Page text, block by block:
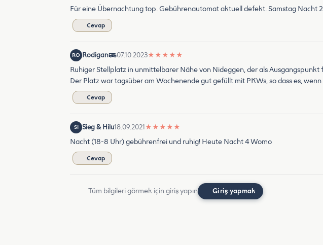
Für eine Übernachtung top. Gebührenautomat aktuell defekt. Samstag Nacht
Cevap
RO Rodigan 07.10.2023★ ★ ★ ★ ★
Ruhiger Stellplatz in unmittelbarer Nähe von Nideggen, der als
Der Platz war tagsüber am Wochenende gut gefüllt mit PKWs, so dass es,
Cevap
SI Sieg & Hilu18.09.2021 ★ ★ ★ ★ ★
Nacht (18-8 Uhr) gebührenfrei und ruhig! Heute Nacht 4 Womo
Cevap
Tüm bilgileri görmek için giriş yapın Giriş yapmak